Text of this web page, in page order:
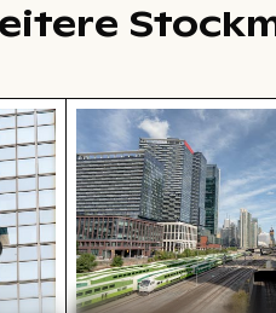
Tönen
des Berliner
CN Tower